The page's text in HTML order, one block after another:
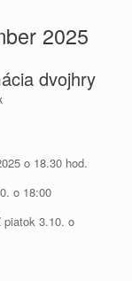
2025
dvojhry
o 18.30 hod.
o 18:00
3.10. o